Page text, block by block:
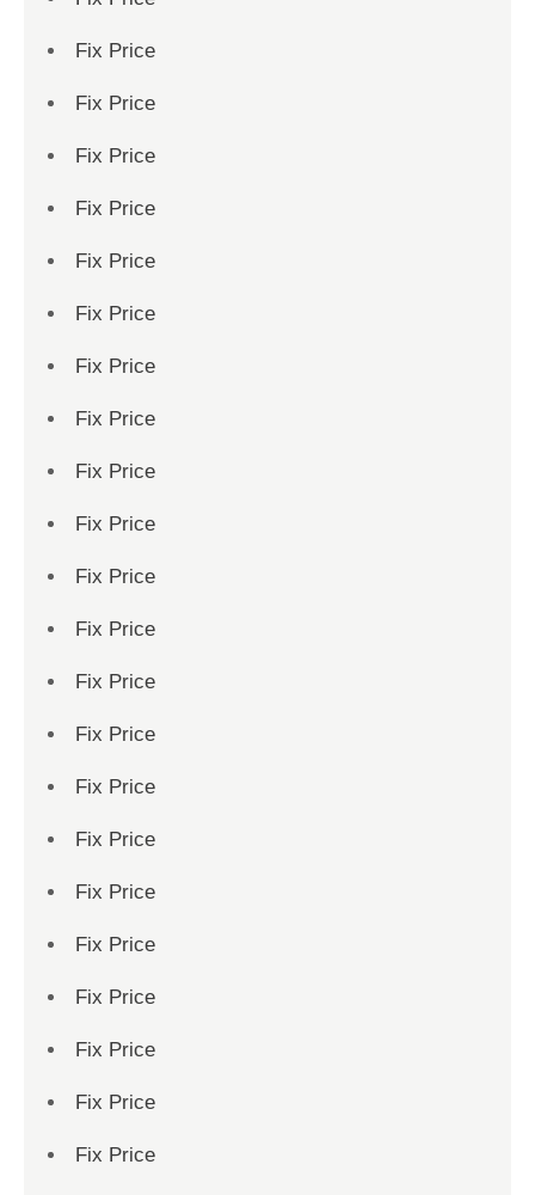
Fix Price
Fix Price
Fix Price
Fix Price
Fix Price
Fix Price
Fix Price
Fix Price
Fix Price
Fix Price
Fix Price
Fix Price
Fix Price
Fix Price
Fix Price
Fix Price
Fix Price
Fix Price
Fix Price
Fix Price
Fix Price
Fix Price